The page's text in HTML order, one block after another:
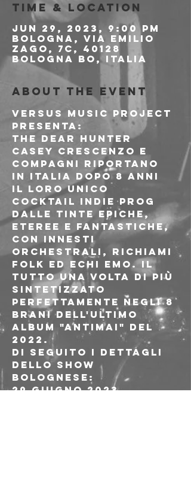
Time & Location
Jun 29, 2023, 9:00 PM
Bologna, Via Emilio
Zago, 7c, 40128
Bologna BO, Italia
About the event
Versus Music Project
presenta:
THE DEAR HUNTER
Casey Crescenzo e
compagni riportano
in Italia dopo 8 anni
il loro unico
cocktail indie prog
dalle tinte epiche,
eteree e fantastiche,
con innesti
orchestrali, richiami
folk ed echi emo. Il
tutto una volta di più
sintetizzato
perfettamente negli 8
brani dell'ultimo
album "Antimai" del
2022.
Di seguito i dettagli
dello show
Bolognese:
29 Giugno 2023